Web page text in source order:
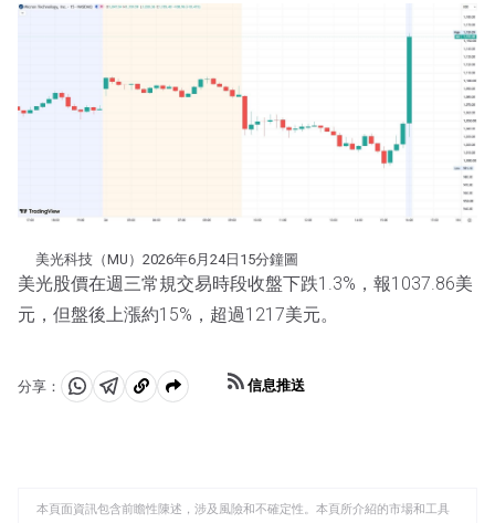
美光科技（MU）2026年6月24日15分鐘圖
美光股價在週三常規交易時段收盤下跌1.3%，報1037.86美
元，但盤後上漲約15%，超過1217美元。
分享：
分 分 複
信息推送
本頁面資訊包含前瞻性陳述，涉及風險和不確定性。本頁所介紹的市場和工具